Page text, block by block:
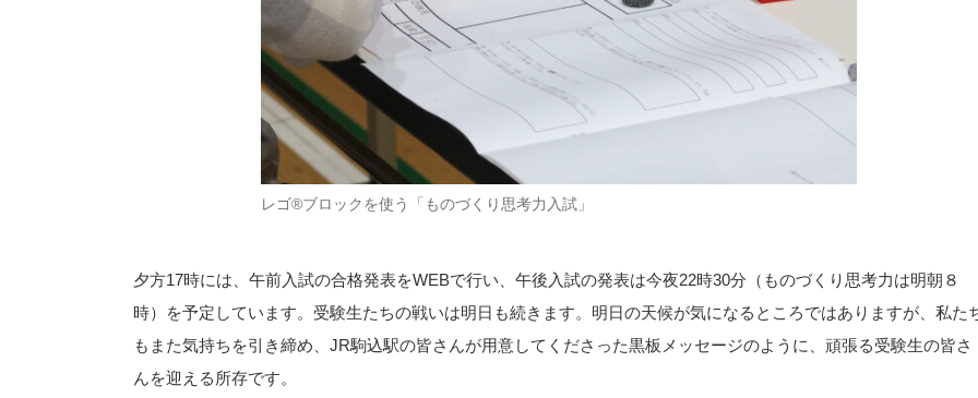
レゴ®ブロックを使う「ものづくり思考力入試」
夕方17時には、午前入試の合格発表をWEBで行い、午後入試の発表は今夜22時30分（ものづくり思考力は明朝８
時）を予定しています。受験生たちの戦いは明日も続きます。明日の天候が気になるところではありますが、私た
もまた気持ちを引き締め、JR駒込駅の皆さんが用意してくださった黒板メッセージのように、頑張る受験生の皆さ
んを迎える所存です。